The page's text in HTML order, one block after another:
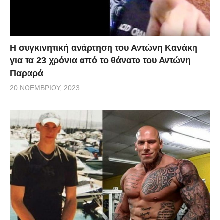
Η συγκινητική ανάρτηση του Αντώνη Κανάκη
για τα 23 χρόνια από το θάνατο του Αντώνη
Παραρά
20 ΝΟΕΜΒΡΊΟΥ, 2023